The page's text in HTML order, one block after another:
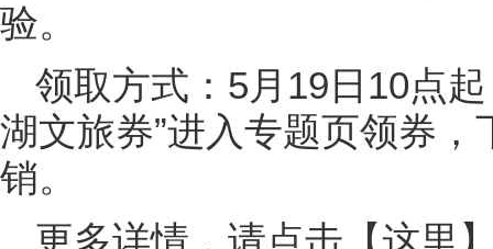
验。
领取方式：5月19日10点
湖文旅券”进入专题页领券
销。
更多详情，请点击 【这里